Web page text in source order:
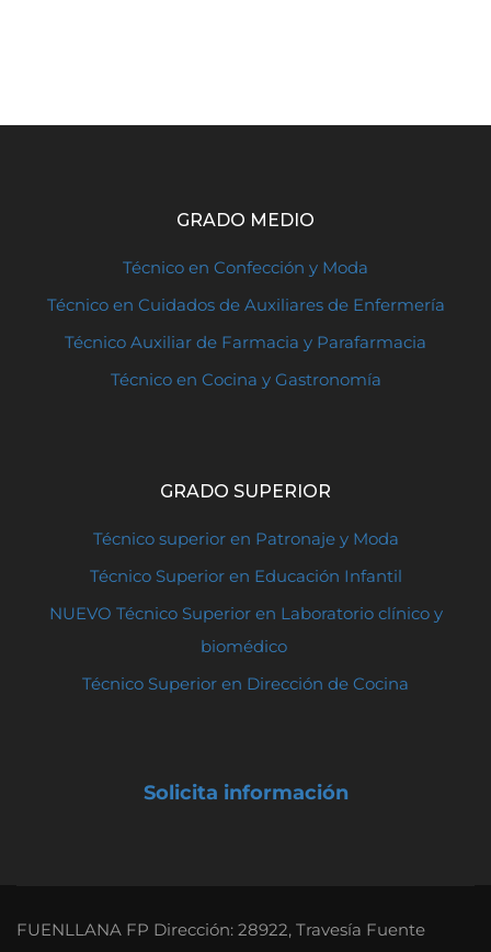
GRADO MEDIO
Técnico en Confección y Moda
Técnico en Cuidados de Auxiliares de Enfermería
Técnico Auxiliar de Farmacia y Parafarmacia
Técnico en Cocina y Gastronomía
GRADO SUPERIOR
Técnico superior en Patronaje y Moda
Técnico Superior en Educación Infantil
NUEVO Técnico Superior en Laboratorio clínico y
biomédico
Técnico Superior en Dirección de Cocina
Solicita información
FUENLLANA FP Dirección: 28922, Travesía Fuente